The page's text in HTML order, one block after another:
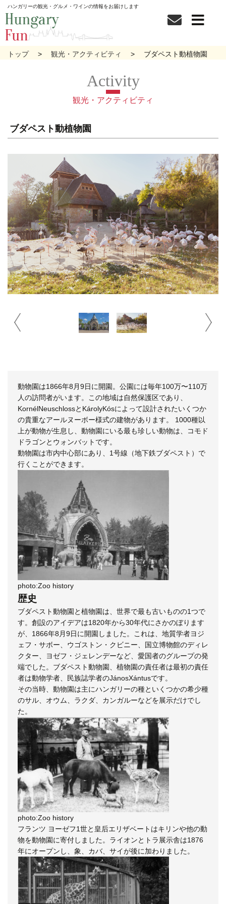
ハンガリーの観光・グルメ・ワインの情報をお届けします
トップ 観光・アクティビティ ブダペスト動植物園
観光・アクティビティ
ブダペスト動植物園
動物園は1866年8月9日に開園。公園には毎年100万〜110万
人の訪問者がいます。この地域は自然保護区であり、
KornélNeuschlossとKárolyKósによって設計されたいくつか
の貴重なアールヌーボー様式の建物があります。 1000種以
上が動物が生息し、動物園にいる最も珍しい動物は、コモド
ドラゴンとウォンバットです。
動物園は市内中心部にあり、1号線（地下鉄ブダペスト）で
行くことができます。
photo:Zoo history
歴史
ブダペスト動物園と植物園は、世界で最も古いものの1つで
す。創設のアイデアは1820年から30年代にさかのぼります
が、1866年8月9日に開園しました。これは、地質学者ヨジ
ェフ・サボー、ウゴストン・クビニー、国立博物館のディレ
クター、ヨゼフ・ジェレンデーなど、愛国者のグループの発
端でした。ブダペスト動物園、植物園の責任者は最初の責任
者は動物学者、民族誌学者のJánosXántusです。
その当時、動物園は主にハンガリーの種といくつかの希少種
のサル、オウム、ラクダ、カンガルーなどを展示だけでし
た。
photo:Zoo history
フランツ ヨーゼフ1世と皇后エリザベートはキリンや他の動
物を動物園に寄付しました。ライオンとトラ展示舎は1876
年にオープンし、象、カバ、サイが後に加わりました。